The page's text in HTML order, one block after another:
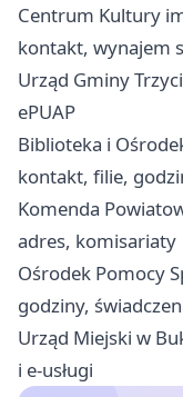
Centrum Kultury
kontakt, wynajem
Urząd Gminy
ePUAP
Biblioteka i
kontakt, filie,
Komenda
adres, komisariaty
Ośrodek Pomocy
godziny,
Urząd Miejski w
i e-usługi